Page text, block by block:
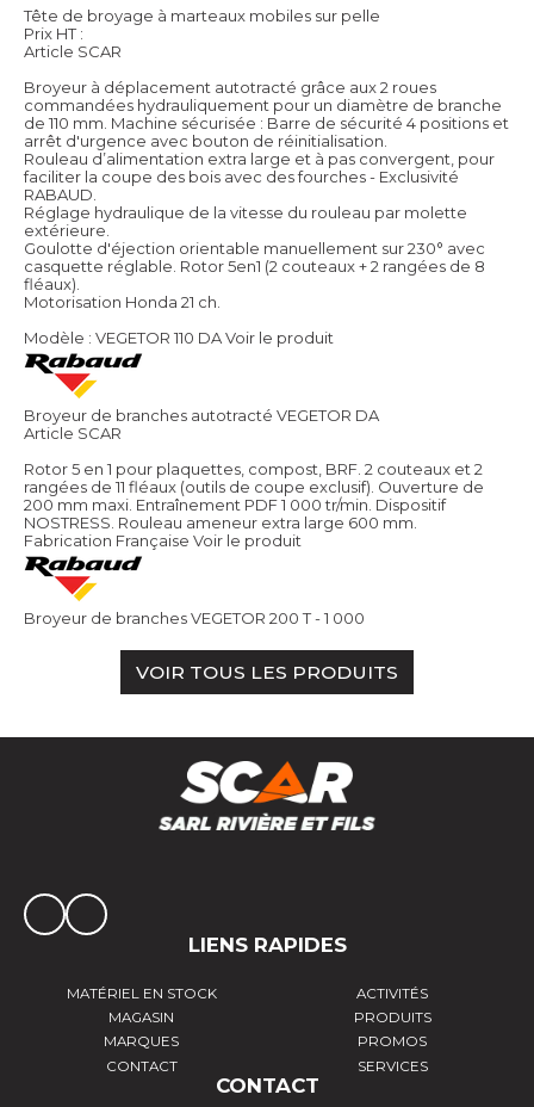
Tête de broyage à marteaux mobiles sur pelle
Prix HT :
Article SCAR
Broyeur à déplacement autotracté grâce aux 2 roues
commandées hydrauliquement pour un diamètre de branche
de 110 mm. Machine sécurisée : Barre de sécurité 4 positions et
arrêt d'urgence avec bouton de réinitialisation.
Rouleau d’alimentation extra large et à pas convergent, pour
faciliter la coupe des bois avec des fourches - Exclusivité
RABAUD.
Réglage hydraulique de la vitesse du rouleau par molette
extérieure.
Goulotte d'éjection orientable manuellement sur 230° avec
casquette réglable. Rotor 5en1 (2 couteaux + 2 rangées de 8
fléaux).
Motorisation Honda 21 ch.
Modèle : VEGETOR 110 DAVoir le produit
Broyeur de branches autotracté VEGETOR DA
Article SCAR
Rotor 5 en 1 pour plaquettes, compost, BRF. 2 couteaux et 2
rangées de 11 fléaux (outils de coupe exclusif). Ouverture de
200 mm maxi. Entraînement PDF 1 000 tr/min. Dispositif
NOSTRESS. Rouleau ameneur extra large 600 mm.
Fabrication Française Voir le produit
Broyeur de branches VEGETOR 200 T - 1 000
VOIR TOUS LES PRODUITS
LIENS RAPIDES
MATÉRIEL EN STOCK
ACTIVITÉS
MAGASIN
PRODUITS
MARQUES
PROMOS
CONTACT
SERVICES
CONTACT